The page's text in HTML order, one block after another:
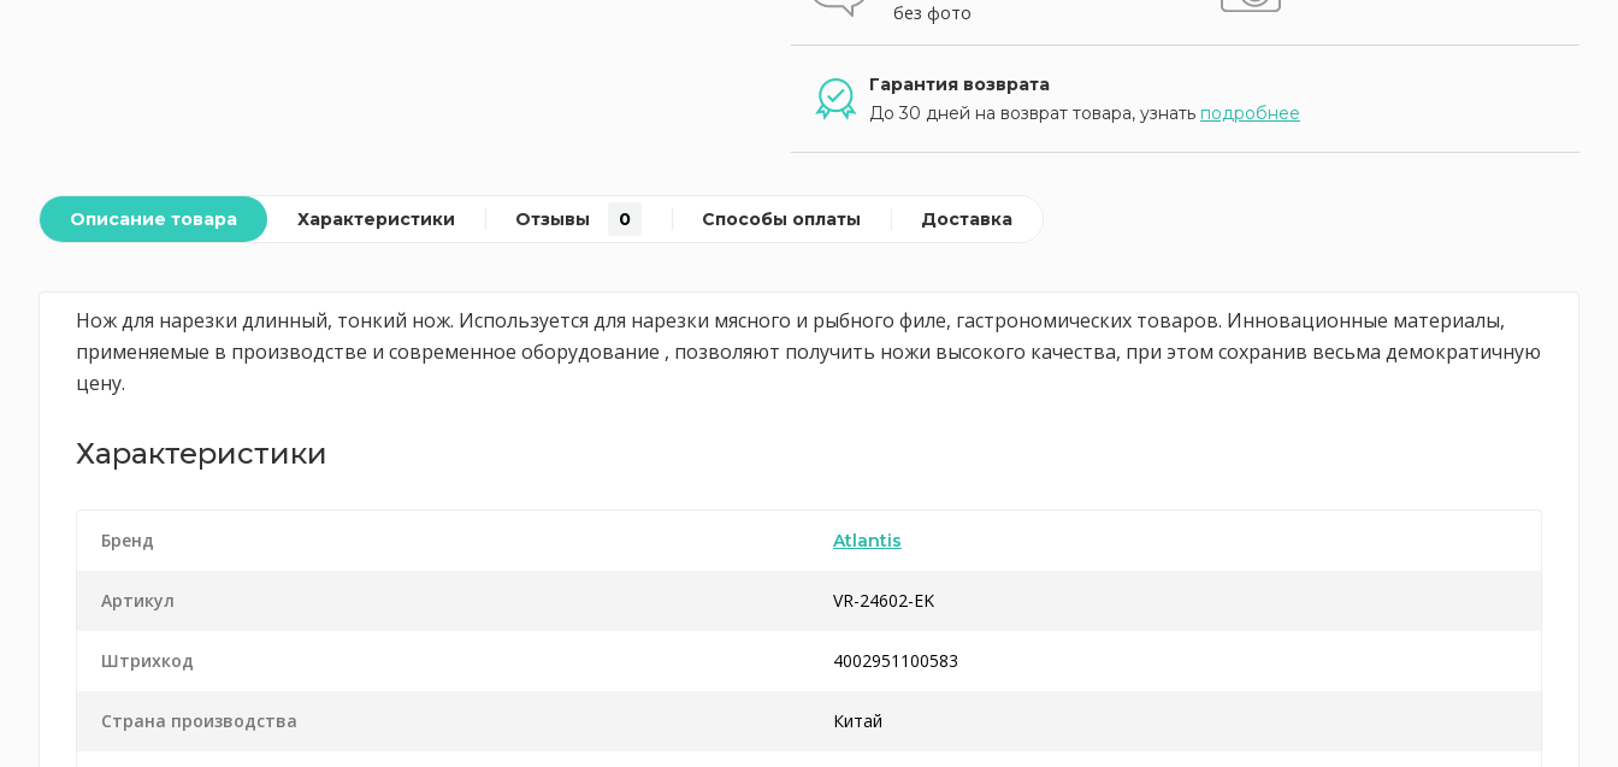
без фото
Гарантия возврата
До 30 дней на возврат товара, узнать подробнее
Описание товара Характеристики Отзывы 0 Способы оплаты Доставка
Нож для нарезки длинный, тонкий нож. Используется для нарезки мясного и рыбного филе, гастрономических товаров. Инновационные материалы,
применяемые в производстве и современное оборудование , позволяют получить ножи высокого качества, при этом сохранив весьма демократичную
цену.
Характеристики
Бренд Atlantis
Артикул VR-24602-EK
Штрихкод 4002951100583
Страна производства Китай